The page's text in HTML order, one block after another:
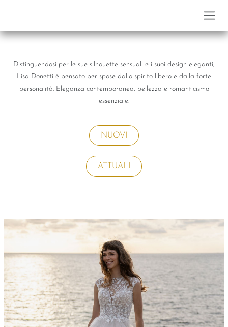
Distinguendosi per le sue silhouette sensuali e i suoi design eleganti,
Lisa Donetti è pensato per spose dallo spirito libero e dalla forte
personalità. Eleganza contemporanea, bellezza e romanticismo
essenziale.
ATTUALI
NUOVI